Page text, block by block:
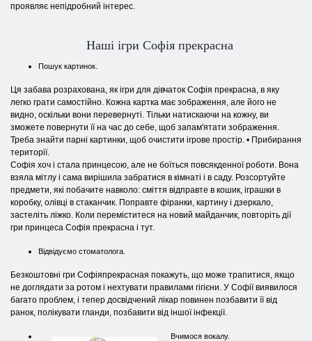
проявляє непідробний інтерес.
Наші ігри Софія прекрасна
Пошук картинок.
Ця забава розрахована, як ігри для дівчаток Софія прекрасна, в яку
легко грати самостійно. Кожна картка має зображення, але його не
видно, оскільки вони перевернуті. Тільки натискаючи на кожну, ви
зможете повернути її на час до себе, щоб запам'ятати зображення.
Треба знайти парні картинки, щоб очистити ігрове простір. • Прибирання
території.
Софія хоч і стала принцесою, але не боїться повсякденної роботи. Вона
взяла мітлу і сама вирішила забратися в кімнаті і в саду. Розсортуйте
предмети, які побачите навколо: сміття відправте в кошик, іграшки в
коробку, олівці в стаканчик. Поправте фіранки, картину і дзеркало,
застеліть ліжко. Коли переміститеся на новий майданчик, повторіть дії
гри принцеса Софія прекрасна і тут.
Відвідуємо стоматолога.
Безкоштовні гри Софіяпрекрасная покажуть, що може трапитися, якщо
не доглядати за ротом і нехтувати правилами гігієни. У Софії виявилося
багато проблем, і тепер досвідчений лікар повинен позбавити її від
ранок, полікувати гланди, позбавити від іншої інфекції.
Вчимося вокалу.